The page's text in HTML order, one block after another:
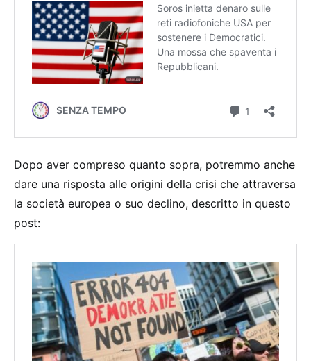
Dopo aver compreso quanto sopra, potremmo anche
dare una risposta alle origini della crisi che attraversa
la società europea o suo declino, descritto in questo
post: